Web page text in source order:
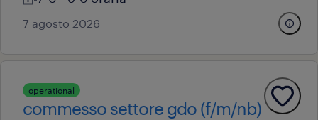
7 agosto 2026
operational
commesso settore gdo (f/m/nb)